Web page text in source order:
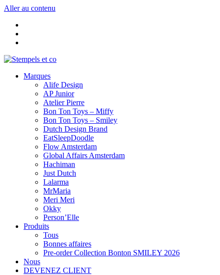
Aller au contenu
Marques
Alife Design
AP Junior
Atelier Pierre
Bon Ton Toys – Miffy
Bon Ton Toys – Smiley
Dutch Design Brand
EatSleepDoodle
Flow Amsterdam
Global Affairs Amsterdam
Hachiman
Just Dutch
Lalarma
MrMaria
Meri Meri
Okky
Person’Elle
Produits
Tous
Bonnes affaires
Pre-order Collection Bonton SMILEY 2026
Nous
DEVENEZ CLIENT